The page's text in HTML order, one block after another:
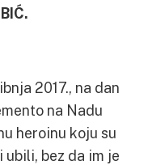
2017., na dan
na Nadu
heroinu koju su
bez da im je